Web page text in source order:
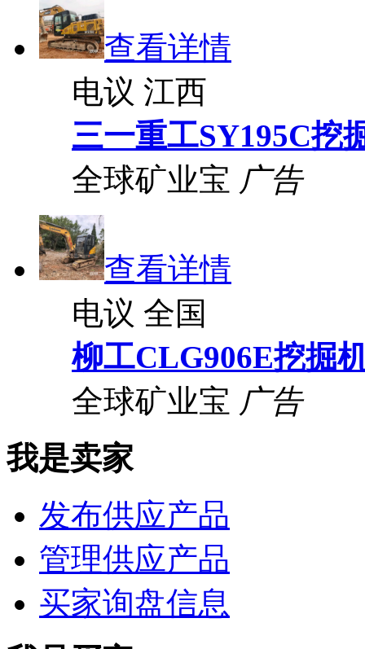
查看详情
电议 江西
三一重工SY195C挖
全球矿业宝 广告
查看详情
电议 全国
柳工CLG906E挖掘
全球矿业宝 广告
我是卖家
发布供应产品
管理供应产品
买家询盘信息